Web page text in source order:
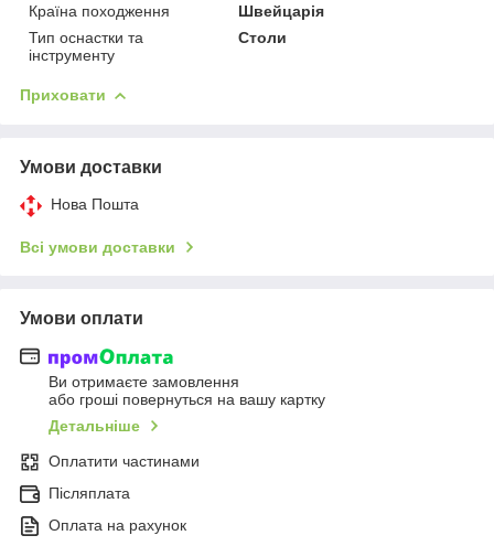
Країна походження
Швейцарія
Тип оснастки та
інструменту
Столи
Приховати
Умови доставки
Нова Пошта
Всі умови доставки
Умови оплати
Ви отримаєте замовлення
або гроші повернуться на вашу картку
Детальніше
Оплатити частинами
Післяплата
Оплата на рахунок